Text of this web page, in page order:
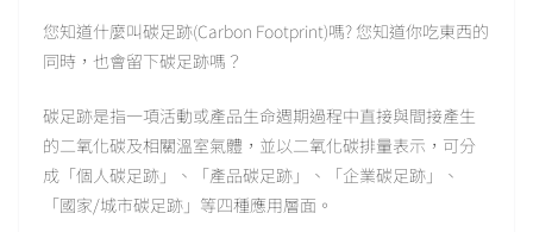
您知道什麼叫碳足跡(Carbon Footprint)嗎? 您知道你吃東西的
同時，也會留下碳足跡嗎？
碳足跡是指一項活動或產品生命週期過程中直接與間接產生
的二氧化碳及相關溫室氣體，並以二氧化碳排量表示，可分
成「個人碳足跡」、「產品碳足跡」、「企業碳足跡」、
「國家/城市碳足跡」等四種應用層面。